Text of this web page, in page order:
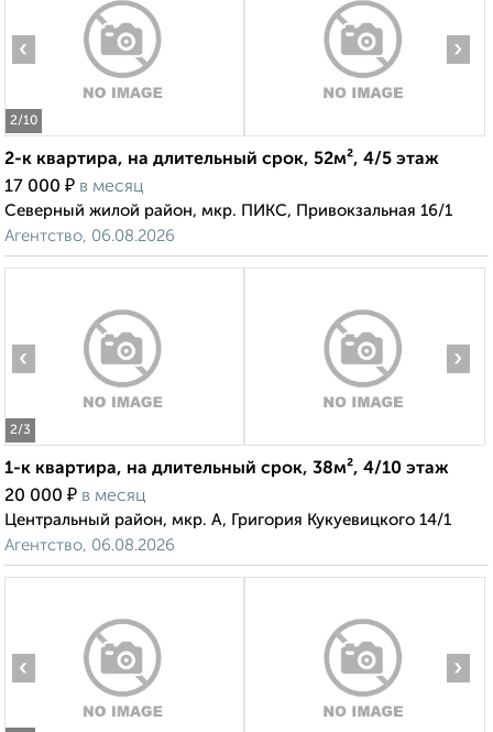
2/10
‹ ›
2-к квартира, на длительный срок, 52м², 4/5 этаж
17 000 ₽ в месяц
Северный жилой район, мкр. ПИКС, Привокзальная 16/1
Агентство, 06.08.2026
2/3
‹ ›
1-к квартира, на длительный срок, 38м², 4/10 этаж
20 000 ₽ в месяц
Центральный район, мкр. А, Григория Кукуевицкого 14/1
Агентство, 06.08.2026
‹ ›